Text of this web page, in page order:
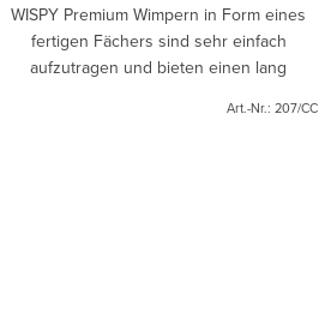
WISPY Premium Wimpern in Form eines
fertigen Fächers sind sehr einfach
aufzutragen und bieten einen lang
Augen einen dramatischen und...
Art.-Nr.:207/CC